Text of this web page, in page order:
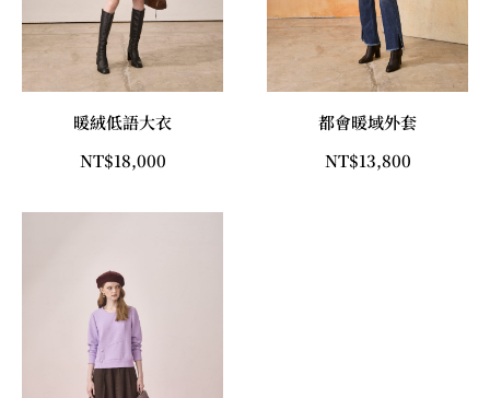
暖絨低語大衣
NT$18,000
都會暖域外套
NT$13,800